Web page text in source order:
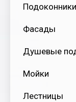
Подоконники
Фасады
Душевые
Мойки
Лестницы